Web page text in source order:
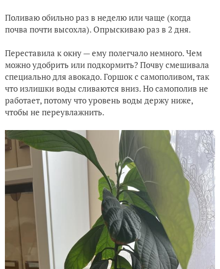
Поливаю обильно раз в неделю или чаще (когда
почва почти высохла). Опрыскиваю раз в 2 дня.
Переставила к окну — ему полегчало немного. Чем
можно удобрить или подкормить? Почву смешивала
специально для авокадо. Горшок с самополивом, так
что излишки воды сливаются вниз. Но самополив не
работает, потому что уровень воды держу ниже,
чтобы не переувлажнить.